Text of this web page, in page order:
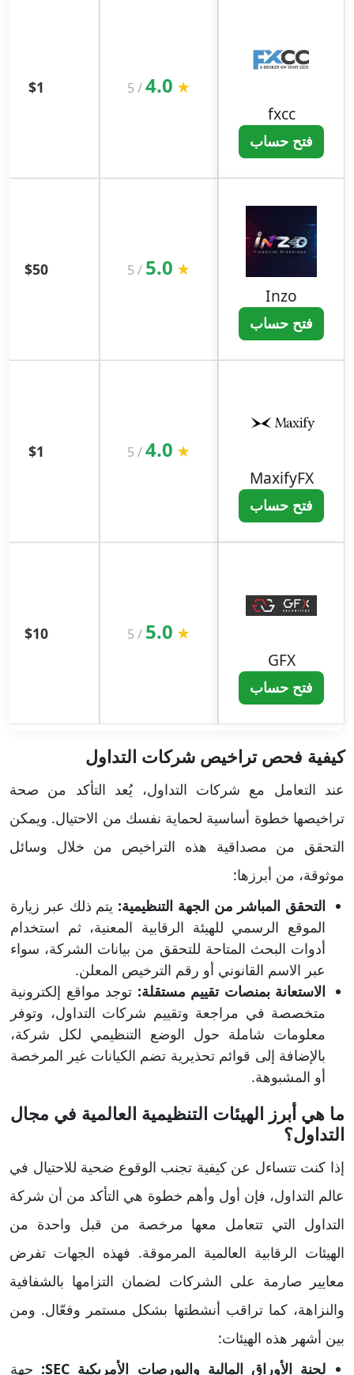
fxcc
فتح حساب
★
4.0
/
5
$1
Inzo
فتح حساب
★
5.0
/
5
$50
MaxifyFX
فتح حساب
★
4.0
/
5
$1
GFX
فتح حساب
★
5.0
/
5
$10
كيفية فحص تراخيص شركات التداول
عند التعامل مع شركات التداول، يُعد التأكد من صحة
تراخيصها خطوة أساسية لحماية نفسك من الاحتيال. ويمكن
التحقق من مصداقية هذه التراخيص من خلال وسائل
موثوقة، من أبرزها:
التحقق المباشر من الجهة التنظيمية: يتم ذلك عبر زيارة
الموقع الرسمي للهيئة الرقابية المعنية، ثم استخدام
أدوات البحث المتاحة للتحقق من بيانات الشركة، سواء
عبر الاسم القانوني أو رقم الترخيص المعلن.
الاستعانة بمنصات تقييم مستقلة: توجد مواقع إلكترونية
متخصصة في مراجعة وتقييم شركات التداول، وتوفر
معلومات شاملة حول الوضع التنظيمي لكل شركة،
بالإضافة إلى قوائم تحذيرية تضم الكيانات غير المرخصة
أو المشبوهة.
ما هي أبرز الهيئات التنظيمية العالمية في مجال
التداول؟
إذا كنت تتساءل عن كيفية تجنب الوقوع ضحية للاحتيال في
عالم التداول، فإن أول وأهم خطوة هي التأكد من أن شركة
التداول التي تتعامل معها مرخصة من قبل واحدة من
الهيئات الرقابية العالمية المرموقة. فهذه الجهات تفرض
معايير صارمة على الشركات لضمان التزامها بالشفافية
والنزاهة، كما تراقب أنشطتها بشكل مستمر وفعّال. ومن
بين أشهر هذه الهيئات:
لجنة الأوراق المالية والبورصات الأمريكية SEC:
جهة